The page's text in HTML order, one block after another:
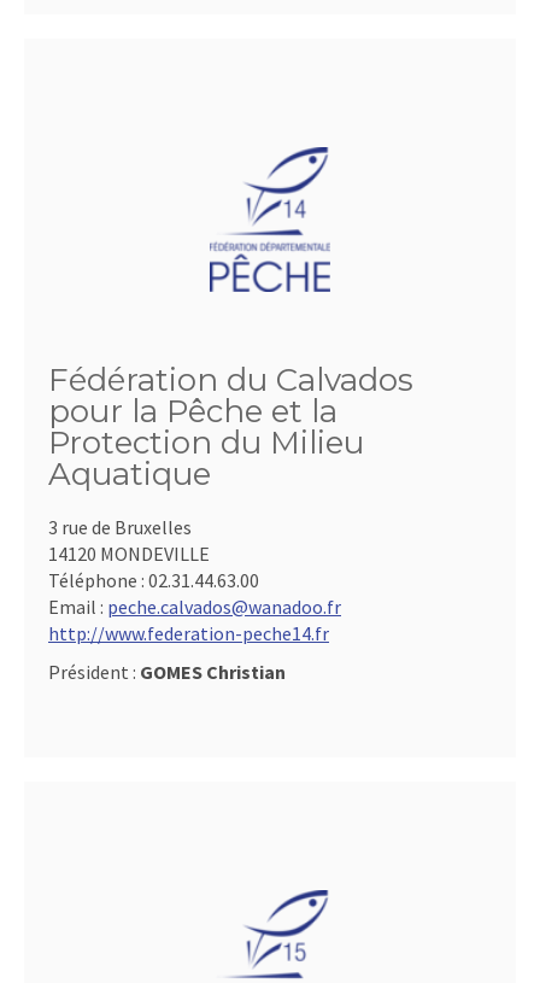
Fédération du Calvados
pour la Pêche et la
Protection du Milieu
Aquatique
3 rue de Bruxelles
14120 MONDEVILLE
Téléphone : 02.31.44.63.00
Email : peche.calvados@wanadoo.fr
http://www.federation-peche14.fr
Président : GOMES Christian